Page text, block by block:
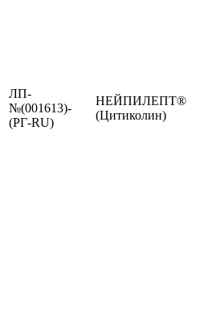
ЛП-
№(001613)-
(РГ-RU)
НЕЙПИЛЕПТ®
(Цитиколин)